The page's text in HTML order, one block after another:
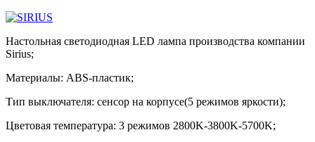
Настольная светодиодная LED лампа производства компании
Sirius;
Материалы: ABS-пластик;
Тип выключателя: сенсор на корпусе(5 режимов яркости);
Цветовая температура: 3 режимов 2800K-3800K-5700K;